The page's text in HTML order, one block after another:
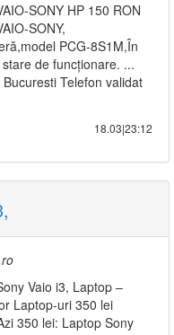
SONY HP 150 RON
SONY,
PCG-8S1M,În
de funcționare. ...
Telefon validat
18.03|23:12
Vaio i3, Laptop –
Laptop-uri 350 lei
350 lei: Laptop Sony